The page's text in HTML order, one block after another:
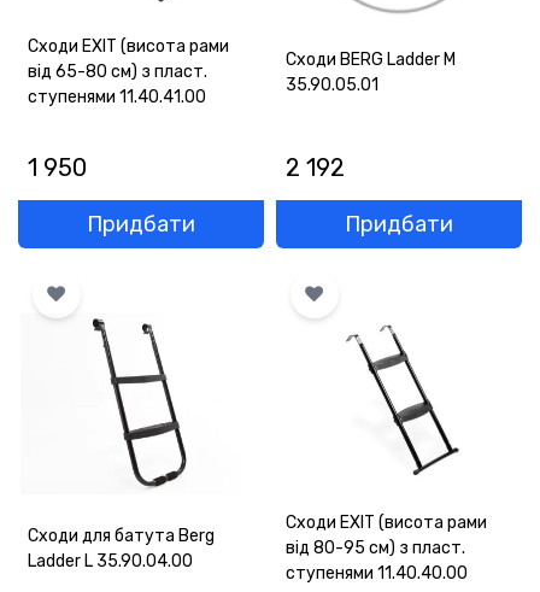
(093) 170-98-23
Сходи EXIT (висота рами
від 65-80 см) з пласт.
ступенями 11.40.41.00
1 950
Придбати
Сходи BERG Ladder M
35.90.05.01
2 192
Придбати
Сходи для батута Berg
Ladder L 35.90.04.00
Сходи EXIT (висота рами
від 80-95 см) з пласт.
ступенями 11.40.40.00